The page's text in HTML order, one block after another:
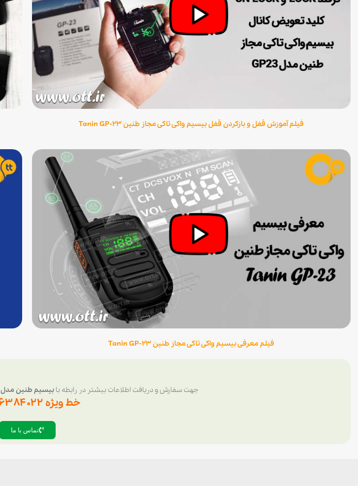
فیلم آموزش قفل و بازکردن قفل بیسیم واکی تاکی مجاز طنین Tanin GP-23
فیلم معرفی بیسیم واکی تاکی مجاز طنین Tanin GP-23
جهت سفارش و دریافت اطلاعات بیشتر در رابطه با بیسیم طنین مدل Tanin GP23
خط ویژه ۶۶۳۸۴۰۲۲-۰۲۱
تماس با ما